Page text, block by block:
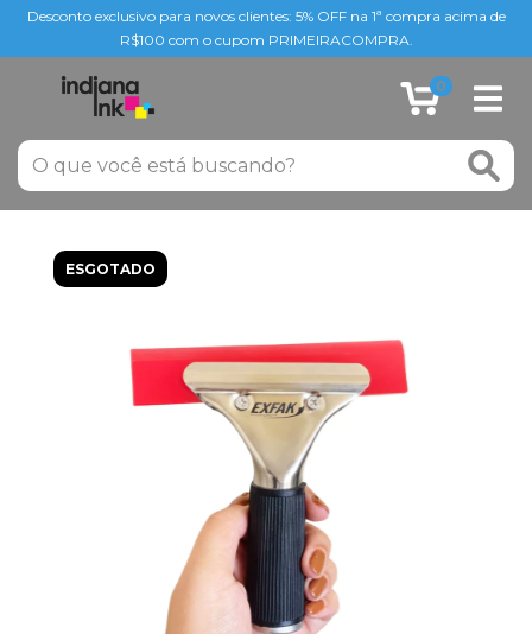
Desconto exclusivo para novos clientes: 5% OFF na 1ª compra acima de
R$100 com o cupom PRIMEIRACOMPRA.
0
ESGOTADO